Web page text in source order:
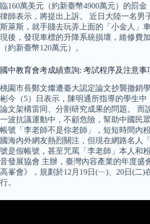
臨160萬美元（約新臺幣4900萬元）的罰
律師表示，將提出上訴。 近日大陸一名男
斯萊斯，就手賤去玩弄上面的「小金人」
現後，發現車標的升降系統損壞，維修費
（約新臺幣120萬元）。
國中教育會考成績查詢: 考試程序及注意事
桃園市長鄭文燦遭臺大認定論文抄襲撤銷
彬今（5）日表示，陳明通所指導的學生中
論文架構雷同、分割研究成果的問題。 而
一波抗議運動中，不顧危險，幫助中國民
帳號「李老師不是你老師」，短短時間內
國海內外網友熱烈關注，但現在網路名人
號是假帳號，甚至咒罵「李老師」本人和
音發展協會 主辦，臺灣內容產業的年度盛
高峯會》，規劃於12月19日(ㄧ)、20日(二)
行。